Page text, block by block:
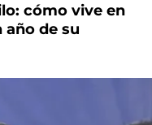
cómo vive en
año de su